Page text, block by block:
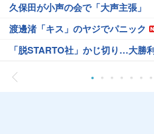
久保田が小声の会で「大声主張」
渡邊渚「キス」のヤジでパニック
「脱STARTO社」かじ切り…大勝